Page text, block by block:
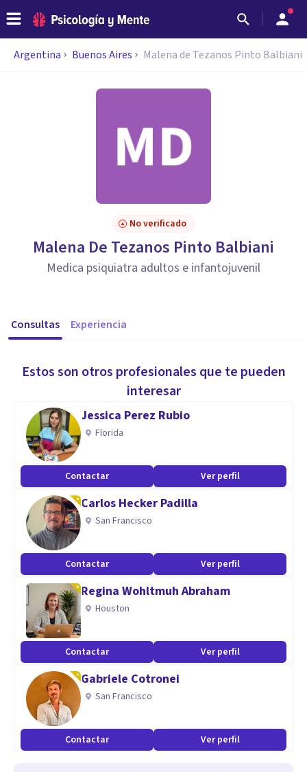
Argentina Buenos Aires Malena de Tezanos Pinto Balbiani
No verificado
Malena De Tezanos Pinto Balbiani
Medica psiquiatra adultos e infantojuvenil
Consultas Experiencia
Estos son otros profesionales que te pueden
interesar
Jessica Perez Rubio
Florida
Contactar Ver perfil
Carlos Hecker Padilla
San Francisco
Contactar Ver perfil
Regina Wohltmuh Abraham
Houston
Contactar Ver perfil
Gabriele Cotronei
San Francisco
Contactar Ver perfil